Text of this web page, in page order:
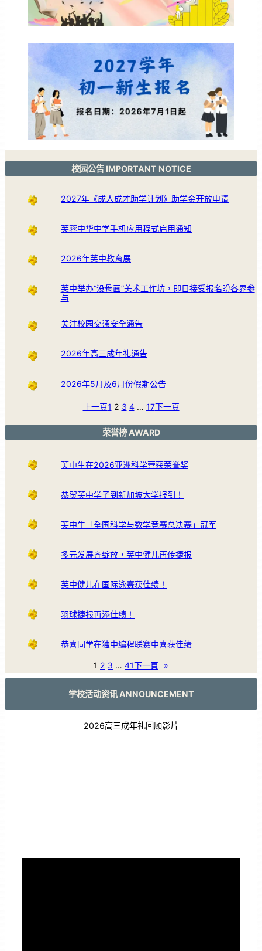
校园公告 IMPORTANT NOTICE
2027年《成人成才助学计划》助学金开放申请
芙蓉中华中学手机应用程式启用通知
2026年芙中教育展
芙中举办“没骨画”美术工作坊，即日接受报名盼各界参
与
关注校园交通安全通告
2026年高三成年礼通告
2026年5月及6月份假期公告
上一頁1 2 3 4 … 17下一頁
荣誉榜 AWARD
芙中生在2026亚洲科学营获荣誉奖
恭贺芙中学子到新加坡大学报到！
芙中生「全国科学与数学竞赛总决赛」冠军
多元发展齐绽放，芙中健儿再传捷报
芙中健儿在国际泳赛获佳绩！
羽球捷报再添佳绩！
恭喜同学在独中编程联赛中喜获佳绩
1 2 3 … 41下一頁 »
学校活动资讯 ANNOUNCEMENT
2026高三成年礼回顾影片